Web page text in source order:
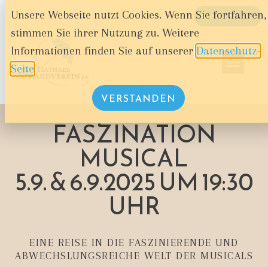
WARENKORB
FASZINATION
MUSICAL
5.9. & 6.9.2025 UM 19:30
UHR
EINE REISE IN DIE FASZINIERENDE UND
ABWECHSLUNGSREICHE WELT DER MUSICALS
Unsere Webseite nutzt Cookies. Wenn Sie fortfahren,
stimmen Sie ihrer Nutzung zu. Weitere
Informationen finden Sie auf unserer Datenschutz-
Seite
VERSTANDEN